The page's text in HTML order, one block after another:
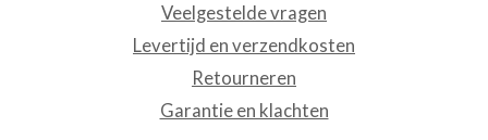
Veelgestelde vragen
Levertijd en verzendkosten
Retourneren
Garantie en klachten